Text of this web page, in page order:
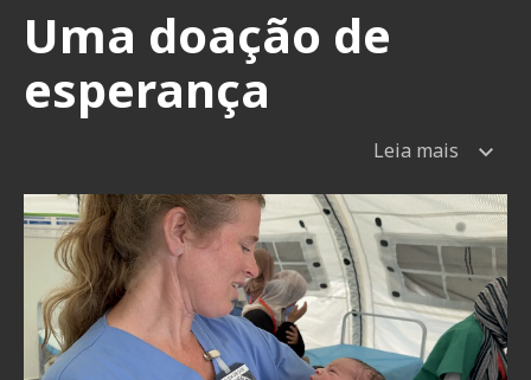
Uma doação de
esperança
Leia mais